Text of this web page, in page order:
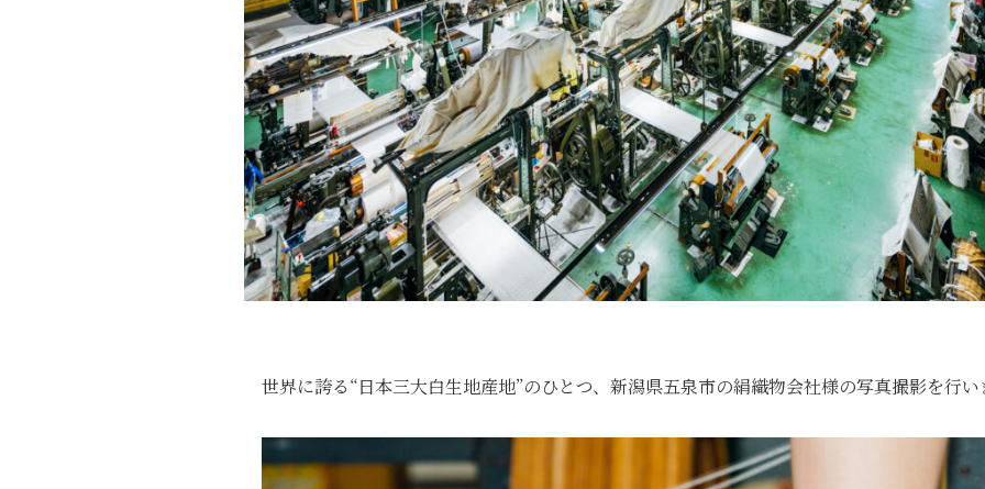
世界に誇る“日本三大白生地産地”のひとつ、新潟県五泉市の絹織物会社様の写真撮影を行